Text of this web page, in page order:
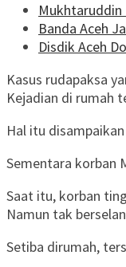
Mukhtaruddin
Banda Aceh
Disdik Aceh
Kasus rudapaksa
Kejadian di rumah
Hal itu
Sementara korban
Saat itu, korban
Namun tak
Setiba dirumah,